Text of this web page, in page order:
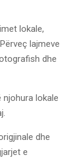
lokale,
lajmeve
dhe
lokale
dhe
e